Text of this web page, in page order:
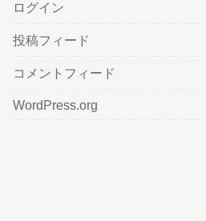
ログイン
投稿フィード
コメントフィード
WordPress.org